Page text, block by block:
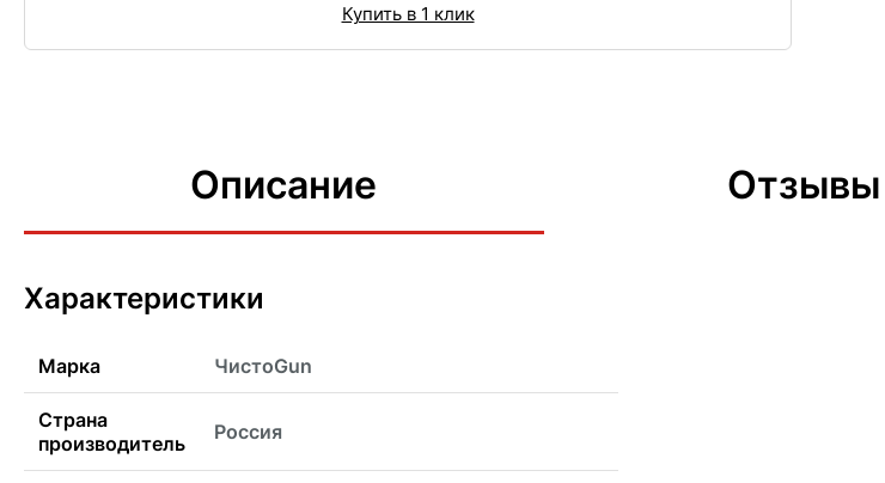
Купить в 1 клик
Описание Отзывы
Характеристики
Марка ЧистоGun
Страна
производитель
Россия